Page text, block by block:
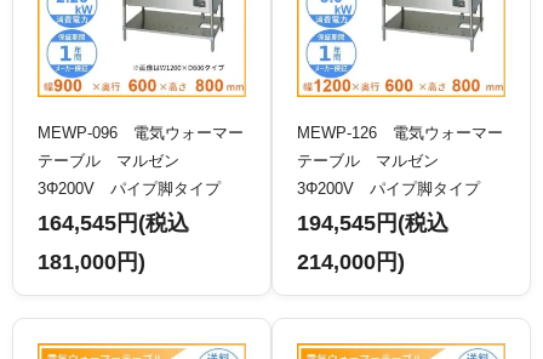
MEWP-096 電気ウォーマー
テーブル マルゼン
3Φ200V パイプ脚タイプ
164,545円(税込
181,000円)
MEWP-126 電気ウォーマー
テーブル マルゼン
3Φ200V パイプ脚タイプ
194,545円(税込
214,000円)